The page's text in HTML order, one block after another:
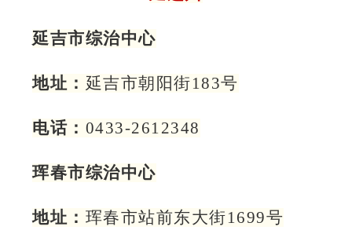
延吉市综治中心
地址： 延吉市朝阳街183号
电话： 0433-2612348
珲春市综治中心
地址： 珲春市站前东大街1699号